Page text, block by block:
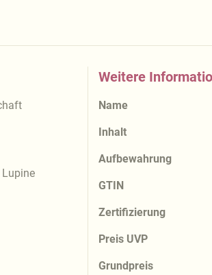
Lupine
Weitere
Name
Inhalt
Aufbewahrung
GTIN
Zertifizierung
Preis UVP
Grundpreis